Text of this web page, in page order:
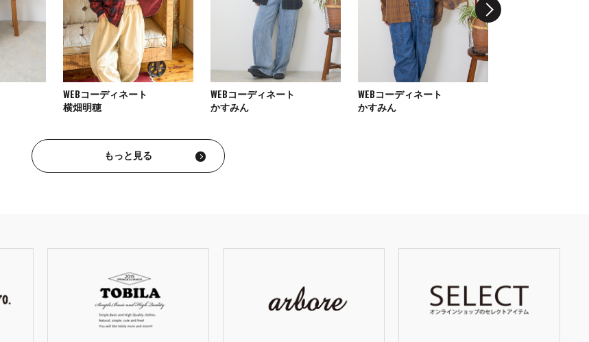
WEBコーディネート
横畑明穂
WEBコーディネート
かすみん
WEBコーディネート
かすみん
もっと見る